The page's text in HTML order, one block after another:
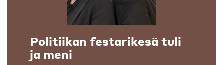
Politiikan festarikesä tuli
ja meni